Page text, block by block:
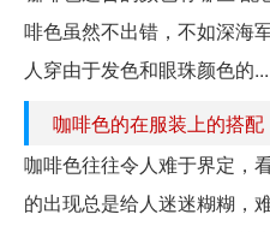
啡色虽然不出错，不如深海
人穿由于发色和眼珠颜色的...
咖啡色的在服装上的搭配
咖啡色往往令人难于界定，
的出现总是给人迷迷糊糊，